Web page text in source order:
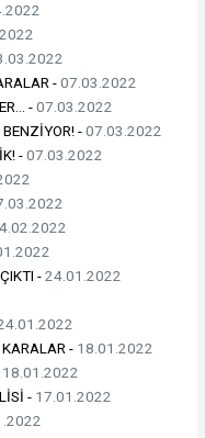
-07.03.2022
-07.03.2022
-07.03.2022
-07.03.2022
-24.01.2022
- 18.01.2022
18.01.2022
- 17.01.2022